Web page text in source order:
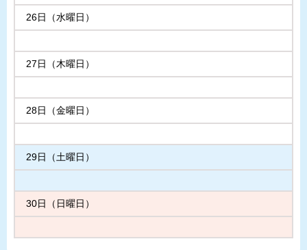
26日（水曜日）
27日（木曜日）
28日（金曜日）
29日（土曜日）
30日（日曜日）